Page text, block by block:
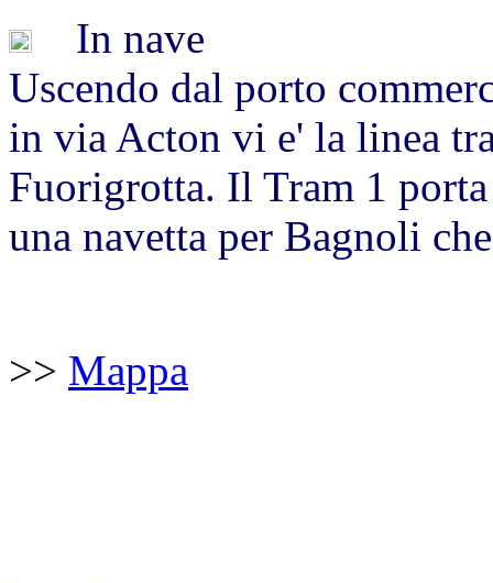
In nave
Uscendo dal porto
in via Acton vi e' la linea
Fuorigrotta. Il Tram 1
una navetta per Bagnoli
>> Mappa